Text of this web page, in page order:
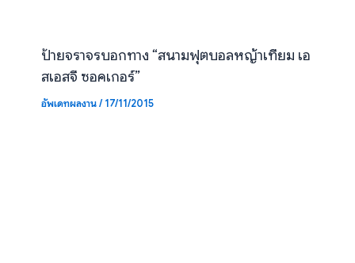
ป้ายจราจรบอกทาง “สนามฟุตบอลหญ้าเทียม เอ
สเอสจี ซอคเกอร์”
อัพเดทผลงาน/17/11/2015